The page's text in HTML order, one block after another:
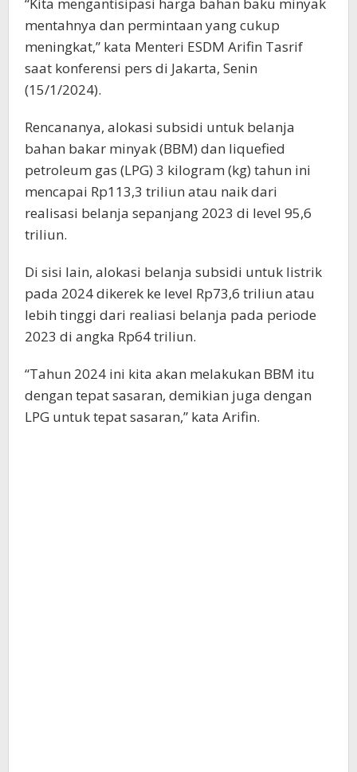
mentahnya dan permintaan yang cukup
meningkat,” kata Menteri ESDM Arifin Tasrif
saat konferensi pers di Jakarta, Senin
(15/1/2024).
Rencananya, alokasi subsidi untuk belanja
bahan bakar minyak (BBM) dan liquefied
petroleum gas (LPG) 3 kilogram (kg) tahun ini
mencapai Rp113,3 triliun atau naik dari
realisasi belanja sepanjang 2023 di level 95,6
triliun.
Di sisi lain, alokasi belanja subsidi untuk listrik
pada 2024 dikerek ke level Rp73,6 triliun atau
lebih tinggi dari realiasi belanja pada periode
2023 di angka Rp64 triliun.
“Tahun 2024 ini kita akan melakukan BBM itu
dengan tepat sasaran, demikian juga dengan
LPG untuk tepat sasaran,” kata Arifin.